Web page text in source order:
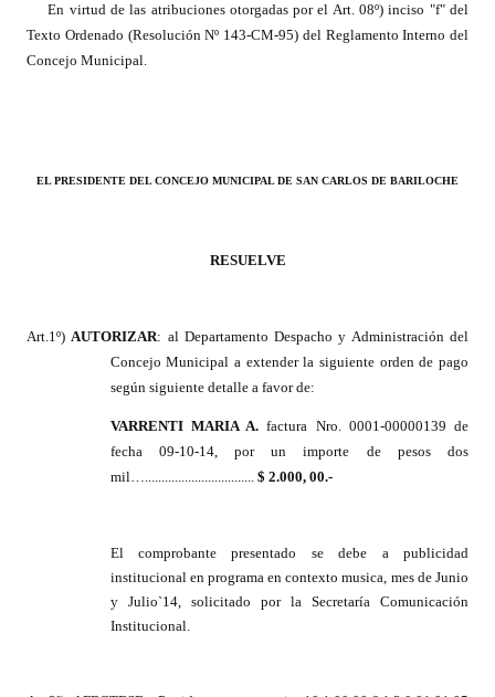
INSTITUCIONAL
Antiguos Pobladores
Mujeres que Dejaron Huellas - Registro
Periodistas Decanos - Registro
Ciudadano Ilustre - Registro
Banca del Vecino - Registro
Antiguos Pobladores - Registro
Reconocimientos - Registro
En virtud de las atribuciones otorgadas por el Art. 08º) inciso "f" del
Texto Ordenado (Resolución Nº 143-CM-95) del Reglamento Interno del
Concejo Municipal.
EL PRESIDENTE DEL CONCEJO MUNICIPAL DE SAN CARLOS DE BARILOCHE
RESUELVE
Art.1º)AUTORIZAR: al Departamento Despacho y Administración del
Concejo Municipal a extender la siguiente orden de pago
según siguiente detalle a favor de:
VARRENTI MARIA A. factura Nro. 0001-00000139 de
fecha 09-10-14, por un importe de pesos dos
mil…................................. $ 2.000, 00.-
El comprobante presentado se debe a publicidad
institucional en programa en contexto musica, mes de Junio
y Julio`14, solicitado por la Secretaría Comunicación
Institucional.